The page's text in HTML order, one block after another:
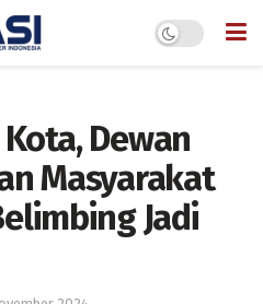
Dewan
Masyarakat
Jadi